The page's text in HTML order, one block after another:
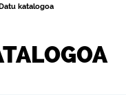
katalogoa